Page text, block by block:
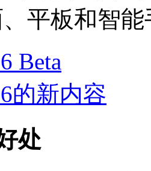
平板和智
Beta
的新内容
处